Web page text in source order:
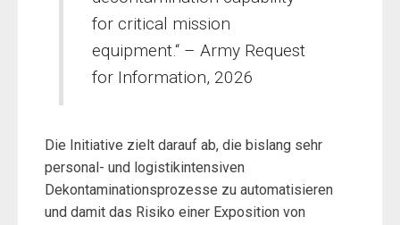
for critical mission
equipment.“ – Army Request
for Information, 2026
Die Initiative zielt darauf ab, die bislang sehr
personal- und logistikintensiven
Dekontaminationsprozesse zu automatisieren
und damit das Risiko einer Exposition von